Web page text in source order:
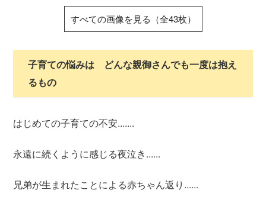
すべての画像を見る（全43枚）
子育ての悩みは どんな親御さんでも一度は抱え
るもの
はじめての子育ての不安.......
永遠に続くように感じる夜泣き......
兄弟が生まれたことによる赤ちゃん返り......